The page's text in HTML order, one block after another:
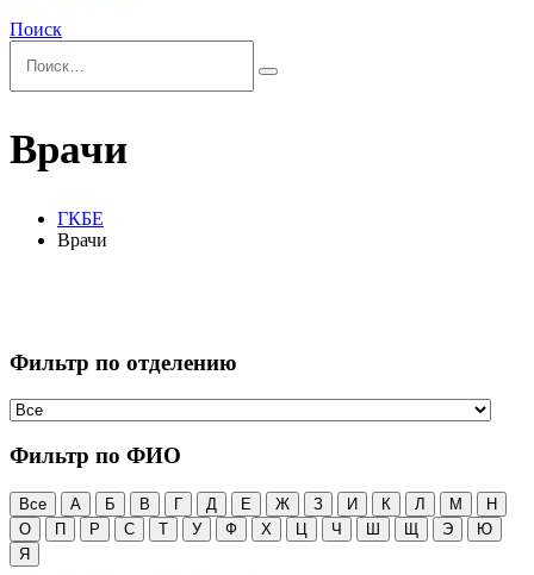
Поиск
Врачи
ГКБЕ
Врачи
Фильтр по отделению
Фильтр по ФИО
Все А Б В Г Д Е Ж З И К Л М
Н
О
П Р С Т У Ф Х Ч Э
Ю
Я